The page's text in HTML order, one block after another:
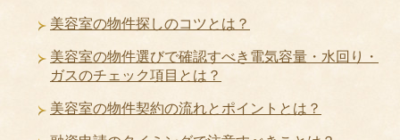
美容室の物件探しのコツとは？
美容室の物件選びで確認すべき電気容量・水回り・
ガスのチェック項目とは？
美容室の物件契約の流れとポイントとは？